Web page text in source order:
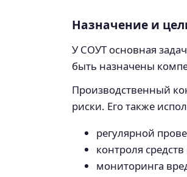
Назначение и
У СОУТ основная
быть назначены
Производственный
риски. Его также
регулярной
контроля
мониторинга